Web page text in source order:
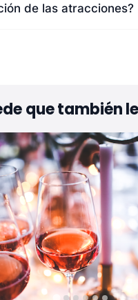
de las atracciones?
que también